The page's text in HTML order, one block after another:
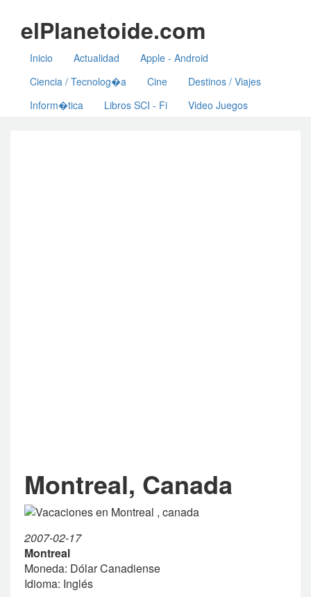
elPlanetoide.com
Inicio Actualidad
Apple - Android
Ciencia / Tecnolog�a
Cine
Destinos / Viajes
Inform�tica
Libros SCI - Fi Video Juegos
Montreal, Canada
2007-02-17
Montreal
Moneda: Dólar Canadiense
Idioma: Inglés